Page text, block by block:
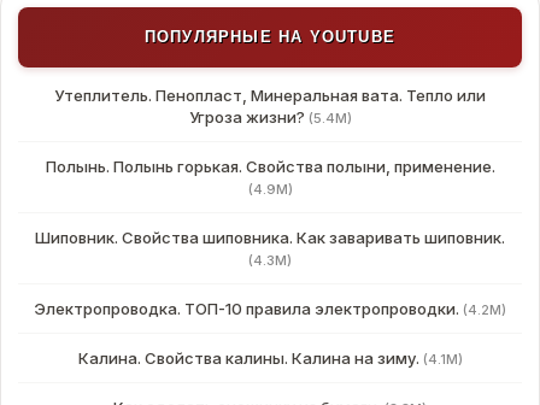
ПОПУЛЯРНЫЕ НА YOUTUBE
Утеплитель. Пенопласт, Минеральная вата. Тепло или
Угроза жизни? (5.4M)
Полынь. Полынь горькая. Свойства полыни, применение.
(4.9M)
Шиповник. Свойства шиповника. Как заваривать шиповник.
(4.3M)
Электропроводка. ТОП-10 правила электропроводки. (4.2M)
Калина. Свойства калины. Калина на зиму. (4.1M)